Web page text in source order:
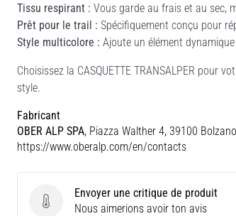
Tissu respirant : Vous garde au frais et au sec,
Prêt pour le trail : Spécifiquement conçu pour
Style multicolore : Ajoute un élément
Choisissez la CASQUETTE TRANSALPER
style.
Fabricant
OBER ALP SPA, Piazza Walther 4, 39100
https://www.oberalp.com/en/contacts
Envoyer une critique de produit
Envoyer une critique de produit
Nous aimerions avoir ton avis